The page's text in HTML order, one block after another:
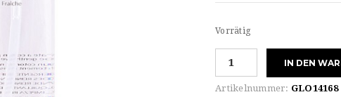
Vorrätig
CLEANSING
IN DEN
Artikelnummer: GLO14168